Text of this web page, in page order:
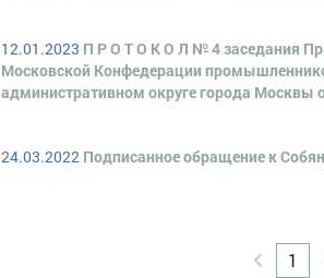
12.01.2023 П Р О Т О К О Л № 4 заседания
Московской Конфедерации
административном округе города Москвы
24.03.2022 Подписанное обращение к
1